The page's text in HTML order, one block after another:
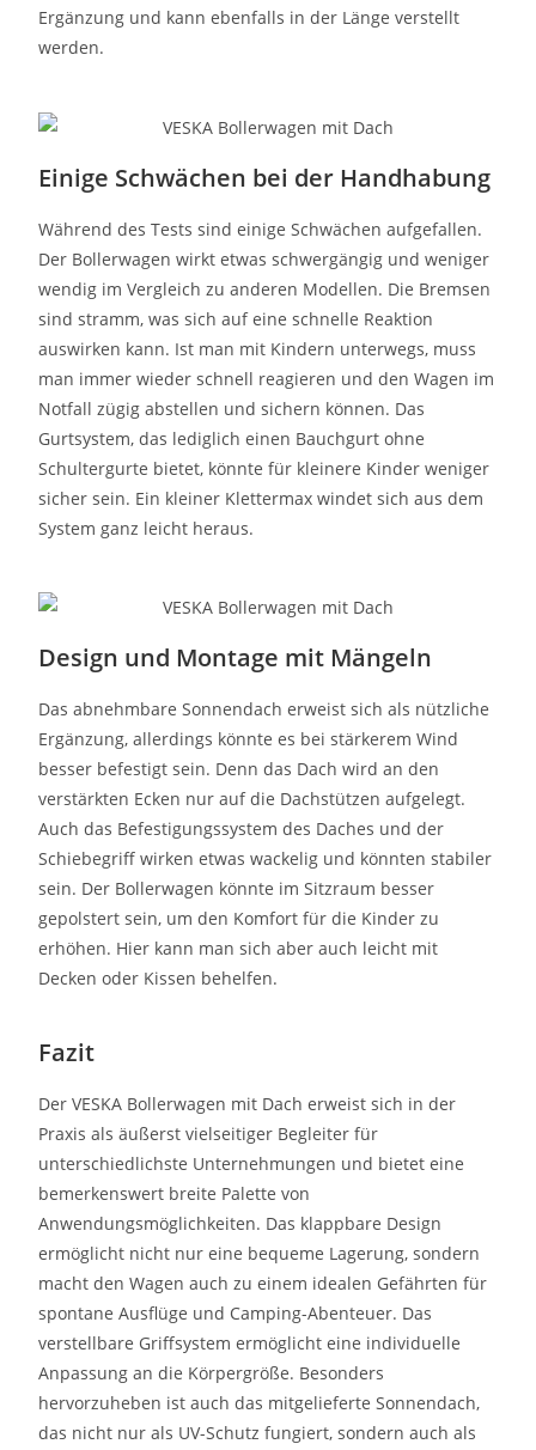
Ergänzung und kann ebenfalls in der Länge verstellt
werden.
Einige Schwächen bei der Handhabung
Während des Tests sind einige Schwächen aufgefallen.
Der Bollerwagen wirkt etwas schwergängig und weniger
wendig im Vergleich zu anderen Modellen. Die Bremsen
sind stramm, was sich auf eine schnelle Reaktion
auswirken kann. Ist man mit Kindern unterwegs, muss
man immer wieder schnell reagieren und den Wagen im
Notfall zügig abstellen und sichern können. Das
Gurtsystem, das lediglich einen Bauchgurt ohne
Schultergurte bietet, könnte für kleinere Kinder weniger
sicher sein. Ein kleiner Klettermax windet sich aus dem
System ganz leicht heraus.
Design und Montage mit Mängeln
Das abnehmbare Sonnendach erweist sich als nützliche
Ergänzung, allerdings könnte es bei stärkerem Wind
besser befestigt sein. Denn das Dach wird an den
verstärkten Ecken nur auf die Dachstützen aufgelegt.
Auch das Befestigungssystem des Daches und der
Schiebegriff wirken etwas wackelig und könnten stabiler
sein. Der Bollerwagen könnte im Sitzraum besser
gepolstert sein, um den Komfort für die Kinder zu
erhöhen. Hier kann man sich aber auch leicht mit
Decken oder Kissen behelfen.
Fazit
Der VESKA Bollerwagen mit Dach erweist sich in der
Praxis als äußerst vielseitiger Begleiter für
unterschiedlichste Unternehmungen und bietet eine
bemerkenswert breite Palette von
Anwendungsmöglichkeiten. Das klappbare Design
ermöglicht nicht nur eine bequeme Lagerung, sondern
macht den Wagen auch zu einem idealen Gefährten für
spontane Ausflüge und Camping-Abenteuer. Das
verstellbare Griffsystem ermöglicht eine individuelle
Anpassung an die Körpergröße. Besonders
hervorzuheben ist auch das mitgelieferte Sonnendach,
das nicht nur als UV-Schutz fungiert, sondern auch als